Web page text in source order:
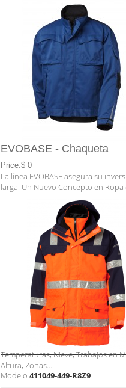
EVOBASE - Chaqueta
Price:$ 0
La línea EVOBASE asegura su
larga. Un Nuevo Concepto en Ropa
Temperaturas, Nieve, Trabajos en
Altura, Zonas...
Modelo 411049-449-R8Z9